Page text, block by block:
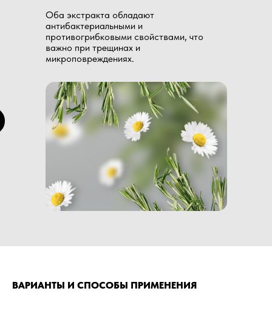
Оба экстракта обладают
антибактериальными и
противогрибковыми свойствами, что
важно при трещинах и
микроповреждениях.
ВАРИАНТЫ И СПОСОБЫ ПРИМЕНЕНИЯ